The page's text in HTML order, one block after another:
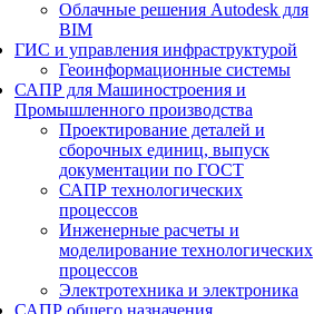
Облачные решения Autodesk для
BIM
ГИС и управления инфраструктурой
Геоинформационные системы
САПР для Машиностроения и
Промышленного производства
Проектирование деталей и
сборочных единиц, выпуск
документации по ГОСТ
САПР технологических
процессов
Инженерные расчеты и
моделирование технологических
процессов
Электротехника и электроника
САПР общего назначения